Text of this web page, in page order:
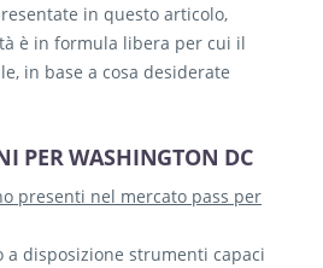
in questo articolo,
è in formula libera per cui il
in base a cosa desiderate
PER WASHINGTON DC
presenti nel mercato pass per
disposizione strumenti capaci